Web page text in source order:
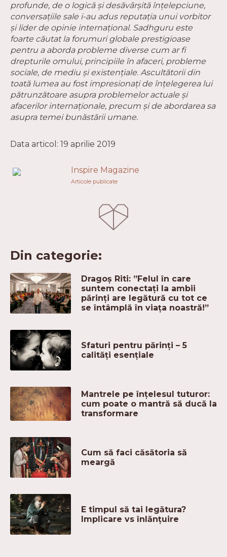
profunde, de o logică și desăvârșită înțelepciune,
conversațiile sale i-au adus reputația unui vorbitor
și lider de opinie internațional. Sadhguru este
foarte căutat la forumuri globale prestigioase
pentru a aborda probleme diverse cum ar fi
drepturile omului, principiile în afaceri, probleme
sociale, de mediu și existențiale. Ascultătorii din
toată lumea au fost impresionați de înțelegerea lui
pătrunzătoare asupra problemelor actuale și
afacerilor internaționale, precum și de abordarea sa
asupra temei bunăstării umane.
Data articol: 19 aprilie 2019
Inspire Magazine
Articole publicate
Din categorie:
Dragoș Riti: ”Felul în care
suntem conectați la ambii
părinți are legătură cu tot ce
se întâmplă în viața noastră!”
Sfaturi pentru părinți – 5
calități esențiale
Mantrele pe înțelesul tuturor:
cum poate o mantră să ducă la
transformare
Cum să faci căsătoria să
meargă
E timpul să tai legătura?
Implicare vs înlănțuire